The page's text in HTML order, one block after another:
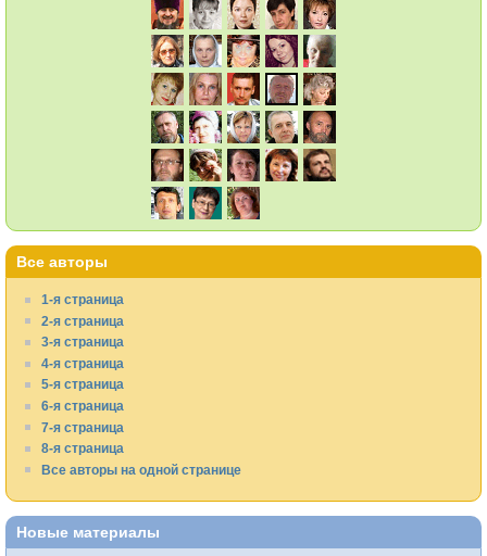
Все авторы
1-я страница
2-я страница
3-я страница
4-я страница
5-я страница
6-я страница
7-я страница
8-я страница
Все авторы на одной странице
Новые материалы